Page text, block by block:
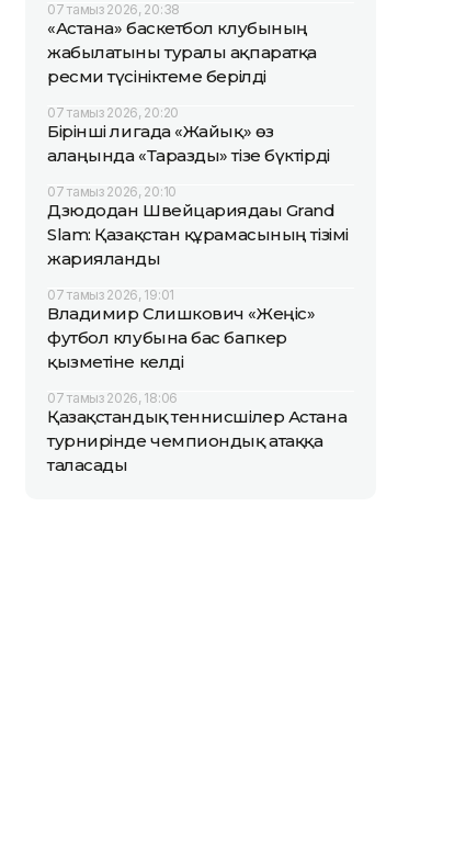
07 тамыз 2026, 20:38
«Астана» баскетбол клубының
жабылатыны туралы ақпаратқа
ресми түсініктеме берілді
07 тамыз 2026, 20:20
Бірінші лигада «Жайық» өз
алаңында «Таразды» тізе бүктірді
07 тамыз 2026, 20:10
Дзюдодан Швейцариядағы Grand
Slam: Қазақстан құрамасының тізімі
жарияланды
07 тамыз 2026, 19:01
Владимир Слишкович «Жеңіс»
футбол клубына бас бапкер
қызметіне келді
07 тамыз 2026, 18:06
Қазақстандық теннисшілер Астана
турнирінде чемпиондық атаққа
таласады